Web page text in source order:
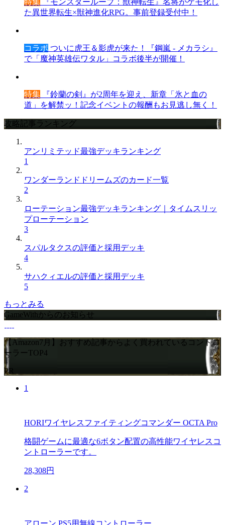
特集 『モンスターループ：獣神転生』名将がケモ化し
た異世界転生×獣神進化RPG。事前登録受付中！
コラボ ついに虎王＆影虎が来た！『鋼嵐 - メカラシ』
で「魔神英雄伝ワタル」コラボ後半が開催！
特集 『鈴蘭の剣』が2周年を迎え、新章「氷と血の
道」を解禁ッ！記念イベントの報酬もお見逃し無く！
攻略記事ランキング
アンリミテッド最強デッキランキング
1
ワンダーランドドリームズのカード一覧
2
ローテーション最強デッキランキング｜タイムスリッ
プローテーション
3
スパルタクスの評価と採用デッキ
4
サハクィエルの評価と採用デッキ
5
もっとみる
GameWithからのお知らせ
【Amazon7月】おすすめ記事からよく買われているコントロ
ーラーTOP4
PR
1
HORIワイヤレスファイティングコマンダー OCTA Pro
格闘ゲームに最適な6ボタン配置の高性能ワイヤレスコ
ントローラーです。
28,308円
2
アローン PS5用無線コントローラー